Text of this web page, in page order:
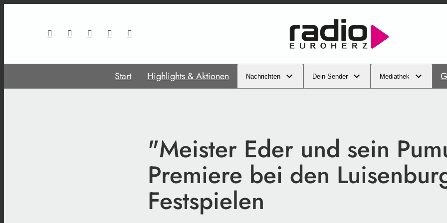
Start Highlights & Aktionen Nachrichten Dein Sender Mediathek
"Meister Eder und sein
Premiere bei den
Festspielen